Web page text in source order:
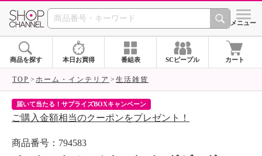
SHOP CHANNEL シメニュー
商品を探す 本日お買得 番組表 SCピープル カート
TOP ホーム・インテリア 生活雑貨
届いて当たる！サプライズBOXキャンペーン
ご購入金額相当のクーポンをプレゼント！
商品番号：794583